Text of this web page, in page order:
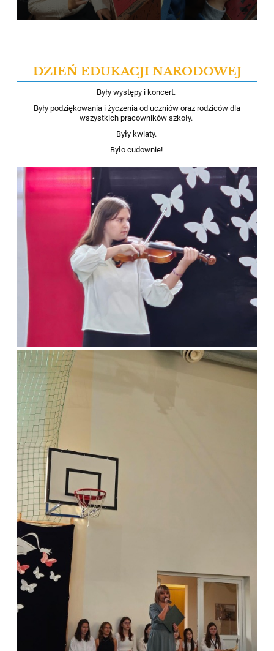
DZIEŃ EDUKACJI NARODOWEJ
Były występy i koncert.
Były podziękowania i życzenia od uczniów oraz rodziców dla
wszystkich pracowników szkoły.
Były kwiaty.
Było cudownie!